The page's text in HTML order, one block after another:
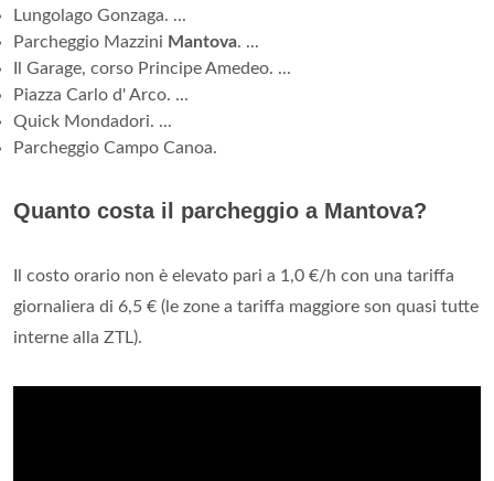
Lungolago Gonzaga. ...
Parcheggio Mazzini Mantova. ...
Il Garage, corso Principe Amedeo. ...
Piazza Carlo d' Arco. ...
Quick Mondadori. ...
Parcheggio Campo Canoa.
Quanto costa il parcheggio a Mantova?
Il costo orario non è elevato pari a 1,0 €/h con una tariffa
giornaliera di 6,5 € (le zone a tariffa maggiore son quasi tutte
interne alla ZTL).